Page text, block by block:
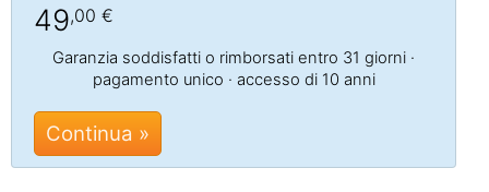
49,00 €
Garanzia soddisfatti o rimborsati entro 31 giorni ·
pagamento unico · accesso di 10 anni
Continua »